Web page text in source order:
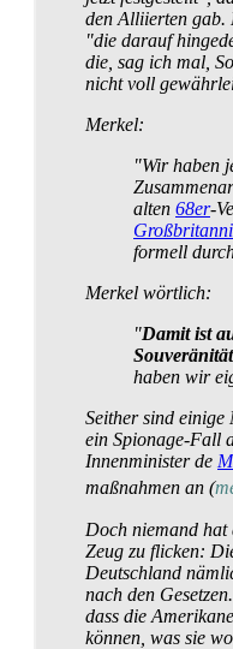
den Alliierten gab.
"die darauf
die, sag ich mal,
nicht voll
Merkel:
"Wir haben
alten 68er-
formell
Merkel wörtlich:
"Damit ist
haben wir
Seither sind einige
ein Spionage-Fall
Innenminister de
maßnahmen an (
Doch niemand hat
Zeug zu flicken:
Deutschland
nach den
dass die
können, was sie